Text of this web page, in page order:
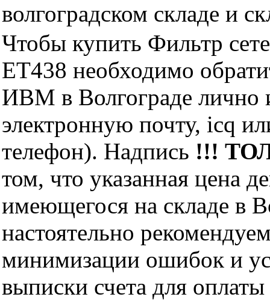
волгоградском складе и
Чтобы купить Фильтр
ET438 необходимо
ИВМ в Волгограде лично
электронную почту, icq
телефон). Надпись !!!
том, что указанная цена
имеющегося на складе в
настоятельно
минимизации ошибок и
выписки счета для